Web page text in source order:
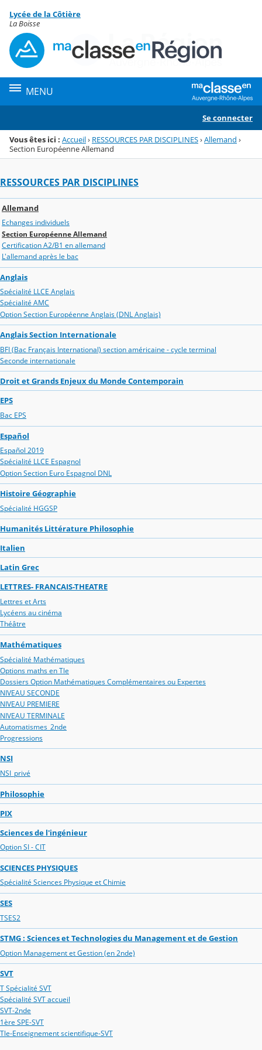
Menu de la rubrique
Contenu
Lycée de la Côtière
La Boisse
MENU
Se connecter
Vous êtes ici : Accueil› RESSOURCES PAR DISCIPLINES›Allemand ›
Section Européenne Allemand
RESSOURCES PAR DISCIPLINES
Allemand
Echanges individuels
Section Européenne Allemand
Certification A2/B1 en allemand
L'allemand après le bac
Anglais
Spécialité LLCE Anglais
Spécialité AMC
Option Section Européenne Anglais (DNL Anglais)
Anglais Section Internationale
BFI (Bac Français International) section américaine - cycle terminal
Seconde internationale
Droit et Grands Enjeux du Monde Contemporain
EPS
Bac EPS
Español
Español 2019
Spécialité LLCE Espagnol
Option Section Euro Espagnol DNL
Histoire Géographie
Spécialité HGGSP
Humanités Littérature Philosophie
Italien
Latin Grec
LETTRES- FRANCAIS-THEATRE
Lettres et Arts
Lycéens au cinéma
Théâtre
Mathématiques
Spécialité Mathématiques
Options maths en Tle
Dossiers Option Mathématiques Complémentaires ou Expertes
NIVEAU SECONDE
NIVEAU PREMIERE
NIVEAU TERMINALE
Automatismes_2nde
Progressions
NSI
NSI_privé
Philosophie
PIX
Sciences de l'ingénieur
Option SI - CIT
SCIENCES PHYSIQUES
Spécialité Sciences Physique et Chimie
SES
TSES2
STMG : Sciences et Technologies du Management et de Gestion
Option Management et Gestion (en 2nde)
SVT
T Spécialité SVT
Spécialité SVT accueil
SVT-2nde
1ère SPE-SVT
Tle-Enseignement scientifique-SVT